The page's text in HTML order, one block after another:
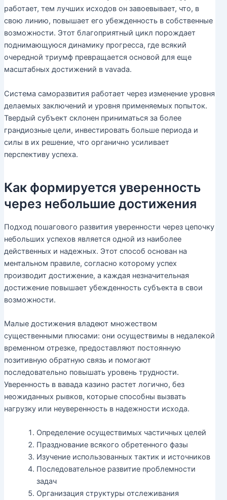
работает, тем лучших исходов он завоевывает, что, в
свою линию, повышает его убежденность в собственные
возможности. Этот благоприятный цикл порождает
поднимающуюся динамику прогресса, где всякий
очередной триумф превращается основой для еще
масштабных достижений в vavada.
Система саморазвития работает через изменение уровня
делаемых заключений и уровня применяемых попыток.
Твердый субъект склонен приниматься за более
грандиозные цели, инвестировать больше периода и
силы в их решение, что органично усиливает
перспективу успеха.
Как формируется уверенность
через небольшие достижения
Подход пошагового развития уверенности через цепочку
небольших успехов является одной из наиболее
действенных и надежных. Этот способ основан на
ментальном правиле, согласно которому успех
производит достижение, а каждая незначительная
достижение повышает убежденность субъекта в свои
возможности.
Малые достижения владеют множеством
существенными плюсами: они осуществимы в недалекой
временном отрезке, предоставляют постоянную
позитивную обратную связь и помогают
последовательно повышать уровень трудности.
Уверенность в вавада казино растет логично, без
неожиданных рывков, которые способны вызвать
нагрузку или неуверенность в надежности исхода.
Определение осуществимых частичных целей
Празднование всякого обретенного фазы
Изучение использованных тактик и источников
Последовательное развитие проблемности
задач
Организация структуры отслеживания